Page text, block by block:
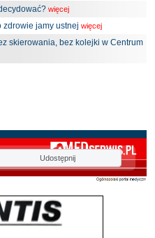
więcej
zdrowie jamy ustnej więcej
skierowania, bez kolejki w Centrum
Portal Medyczny
Udostępnij